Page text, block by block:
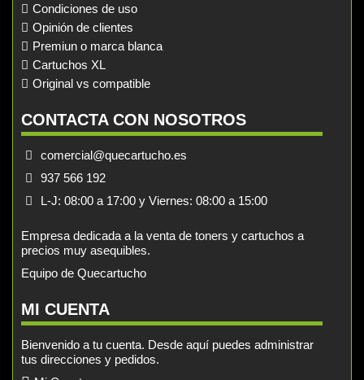
Condiciones de uso
Opinión de clientes
Premiun o marca blanca
Cartuchos XL
Original vs compatible
CONTACTA CON NOSOTROS
comercial@quecartucho.es
937 566 192
L-J: 08:00 a 17:00 y Viernes: 08:00 a 15:00
Empresa dedicada a la venta de toners y cartuchos a
precios muy asequibles.
Equipo de Quecartucho
MI CUENTA
Bienvenido a tu cuenta. Desde aquí puedes administrar
tus direcciones y pedidos.